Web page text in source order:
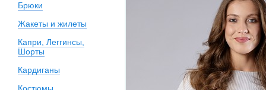
Брюки
Жакеты и жилеты
Капри, Леггинсы,
Шорты
Кардиганы